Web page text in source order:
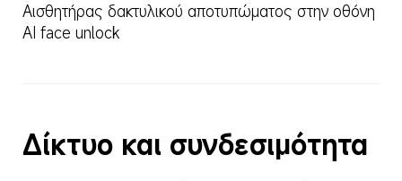
Αισθητήρας δακτυλικού αποτυπώματος στην οθόνη
AI face unlock
Δίκτυο και συνδεσιμότητα